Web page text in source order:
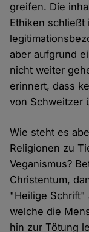
greifen. Die
Ethiken
aber aufgrund
nicht weiter
erinnert, dass
von Schweitzer
Wie steht es
Religionen zu
Veganismus?
Christentum,
"Heilige Schrift"
welche die
hin zur Tötung